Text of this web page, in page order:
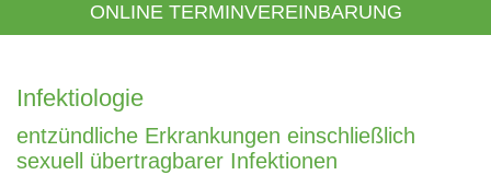
ONLINE TERMINVEREINBARUNG
Infektiologie
entzündliche Erkrankungen einschließlich
sexuell übertragbarer Infektionen